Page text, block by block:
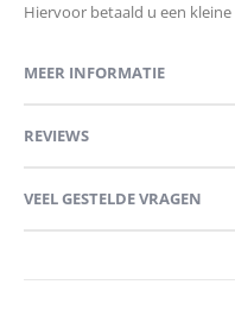
Hiervoor betaald u een
MEER INFORMATIE
REVIEWS
VEEL GESTELDE VRAGEN